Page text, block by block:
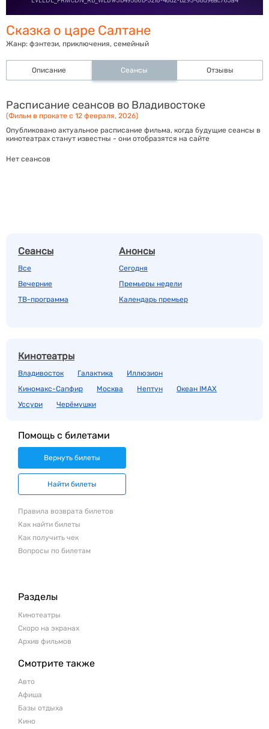
Сказка о царе Салтане
Жанр: фэнтези, приключения, семейный
Описание Сеансы Отзывы
Расписание сеансов во Владивостоке
(Фильм в прокате с 12 февраля, 2026)
Опубликовано актуальное расписание фильма, когда будущие сеансы в
кинотеатрах станут известны - они отобразятся на сайте
Нет сеансов
Сеансы
Все
Вечерние
ТВ-программа
Анонсы
Сегодня
Премьеры недели
Календарь премьер
Кинотеатры
Владивосток Галактика
Иллюзион
Киномакс-Сапфир
Москва Нептун
Океан IMAX
Уссури
Черёмушки
Помощь с билетами
Вернуть билеты
Найти билеты
Правила возврата билетов
Как найти билеты
Как получить чек
Вопросы по билетам
Разделы
Кинотеатры
Скоро на экранах
Архив фильмов
Смотрите также
Авто
Афиша
Базы отдыха
Кино